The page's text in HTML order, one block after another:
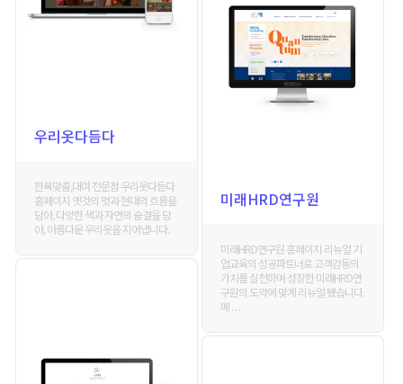
우리옷다듬다
한복맞춤,대여 전문점 우리옷다듬다
홈페이지 옛것의 멋과 현대의 흐름을
담아, 다양한 색과 자연의 숨결을 담
아, 아름다운 우리옷을 지어냅니다.
미래HRD연구원
미래HRD연구원 홈페이지 리뉴얼 기
업교육의 성공파트너로 고객감동의
가치를 실천하며 성장한 미래HRD연
구원의 도약에 맞게 리뉴얼 됐습니다.
메 . . .